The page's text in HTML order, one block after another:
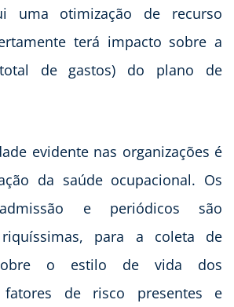
uma otimização de recurso
terá impacto sobre a
de gastos) do plano de
evidente nas organizações é
da saúde ocupacional. Os
e periódicos são
riquíssimas, para a coleta de
o estilo de vida dos
fatores de risco presentes e